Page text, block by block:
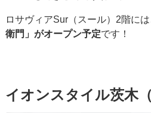
ロサヴィアSur（スール）2階に
衛門」がオープン予定です！
イオンスタイル茨木